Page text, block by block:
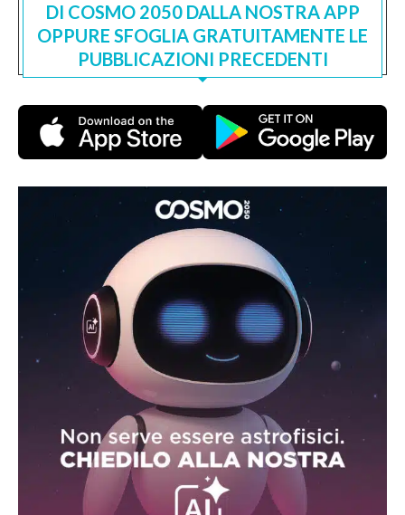
DI COSMO 2050 DALLA NOSTRA APP
OPPURE SFOGLIA GRATUITAMENTE LE
PUBBLICAZIONI PRECEDENTI